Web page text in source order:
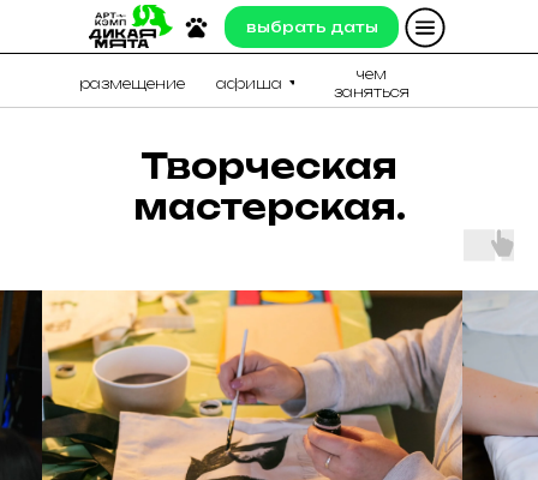
выбрать даты
размещение
чем
заняться
афиша
выбрать даты
размещение
чем
заняться
афиша
Творческая
мастерская.